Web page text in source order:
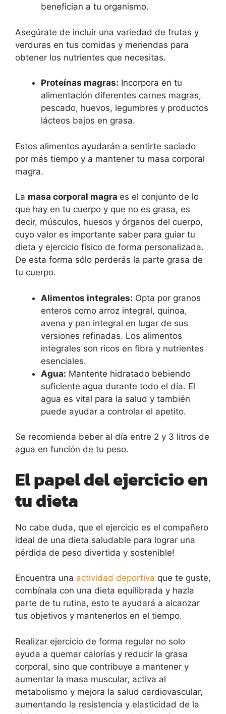
benefician a tu organismo.
Asegúrate de incluir una variedad de frutas y
verduras en tus comidas y meriendas para
obtener los nutrientes que necesitas.
Proteínas magras: Incorpora en tu
alimentación diferentes carnes magras,
pescado, huevos, legumbres y productos
lácteos bajos en grasa.
Estos alimentos ayudarán a sentirte saciado
por más tiempo y a mantener tu masa corporal
magra.
La masa corporal magra es el conjunto de lo
que hay en tu cuerpo y que no es grasa, es
decir, músculos, huesos y órganos del cuerpo,
cuyo valor es importante saber para guiar tu
dieta y ejercicio físico de forma personalizada.
De esta forma sólo perderás la parte grasa de
tu cuerpo.
Alimentos integrales: Opta por granos
enteros como arroz integral, quinoa,
avena y pan integral en lugar de sus
versiones refinadas. Los alimentos
integrales son ricos en fibra y nutrientes
esenciales.
Agua: Mantente hidratado bebiendo
suficiente agua durante todo el día. El
agua es vital para la salud y también
puede ayudar a controlar el apetito.
Se recomienda beber al día entre 2 y 3 litros de
agua en función de tu peso.
El papel del ejercicio en
tu dieta
No cabe duda, que el ejercicio es el compañero
ideal de una dieta saludable para lograr una
pérdida de peso divertida y sostenible!
Encuentra una actividad deportiva que te guste,
combínala con una dieta equilibrada y hazla
parte de tu rutina, esto te ayudará a alcanzar
tus objetivos y mantenerlos en el tiempo.
Realizar ejercicio de forma regular no solo
ayuda a quemar calorías y reducir la grasa
corporal, sino que contribuye a mantener y
aumentar la masa muscular, activa al
metabolismo y mejora la salud cardiovascular,
aumentando la resistencia y elasticidad de la